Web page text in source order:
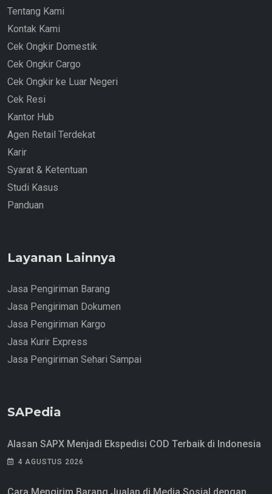
Tentang Kami
Kontak Kami
Cek Ongkir Domestik
Cek Ongkir Cargo
Cek Ongkir ke Luar Negeri
Cek Resi
Kantor Hub
Agen Retail Terdekat
Karir
Syarat & Ketentuan
Studi Kasus
Panduan
Layanan Lainnya
Jasa Pengiriman Barang
Jasa Pengiriman Dokumen
Jasa Pengiriman Kargo
Jasa Kurir Express
Jasa Pengiriman Sehari Sampai
SAPedia
Alasan SAPX Menjadi Ekspedisi COD Terbaik di Indonesia
4 AGUSTUS 2026